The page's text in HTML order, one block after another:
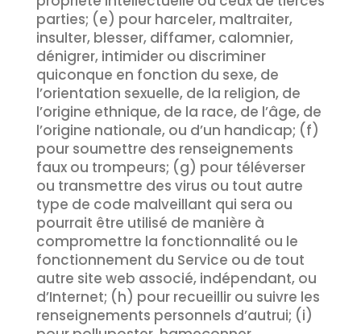
parties; (e) pour harceler, maltraiter,
insulter, blesser, diffamer, calomnier,
dénigrer, intimider ou discriminer
quiconque en fonction du sexe, de
l’orientation sexuelle, de la religion, de
l’origine ethnique, de la race, de l’âge, de
l’origine nationale, ou d’un handicap; (f)
pour soumettre des renseignements
faux ou trompeurs; (g) pour téléverser
ou transmettre des virus ou tout autre
type de code malveillant qui sera ou
pourrait être utilisé de manière à
compromettre la fonctionnalité ou le
fonctionnement du Service ou de tout
autre site web associé, indépendant, ou
d’Internet; (h) pour recueillir ou suivre les
renseignements personnels d’autrui; (i)